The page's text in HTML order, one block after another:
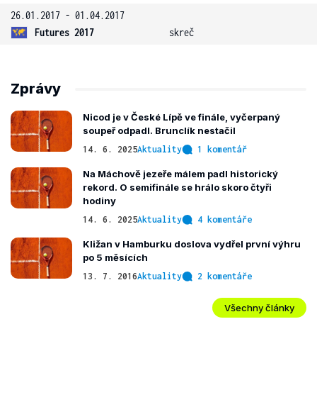
26.01.2017 - 01.04.2017
Futures 2017
skreč
Zprávy
Nicod je v České Lípě ve finále, vyčerpaný
soupeř odpadl. Brunclík nestačil
14. 6. 2025Aktuality 1 komentář
Na Máchově jezeře málem padl historický
rekord. O semifinále se hrálo skoro čtyři
hodiny
14. 6. 2025Aktuality 4 komentáře
Kližan v Hamburku doslova vydřel první výhru
po 5 měsících
13. 7. 2016Aktuality 2 komentáře
Všechny články